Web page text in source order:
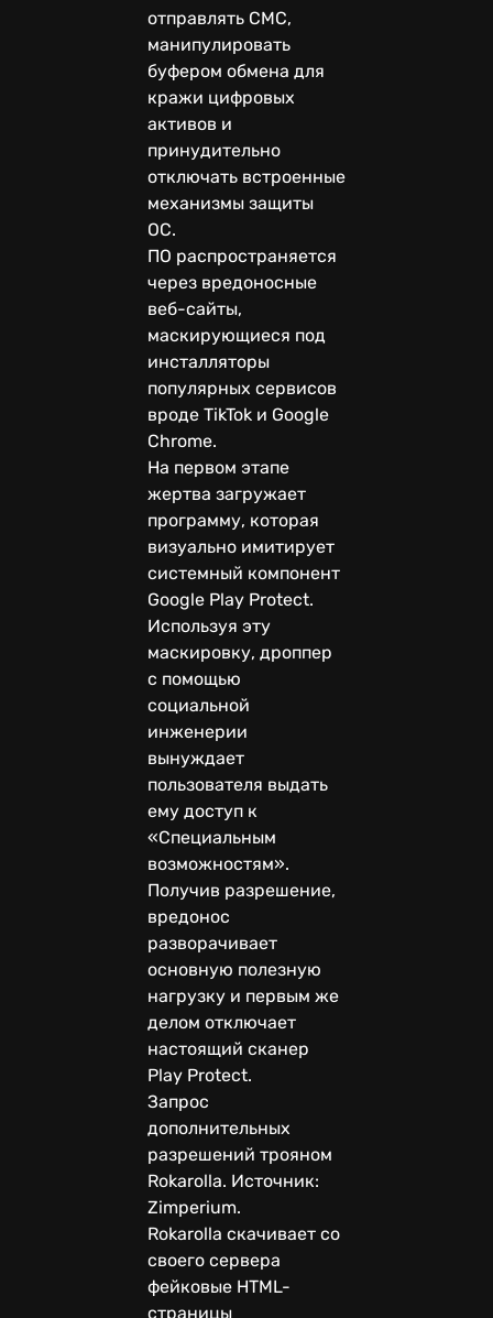
отправлять СМС,
манипулировать
буфером обмена для
кражи цифровых
активов и
принудительно
отключать встроенные
механизмы защиты
ОС.
ПО распространяется
через вредоносные
веб-сайты,
маскирующиеся под
инсталляторы
популярных сервисов
вроде TikTok и Google
Chrome.
На первом этапе
жертва загружает
программу, которая
визуально имитирует
системный компонент
Google Play Protect.
Используя эту
маскировку, дроппер
с помощью
социальной
инженерии
вынуждает
пользователя выдать
ему доступ к
«Специальным
возможностям».
Получив разрешение,
вредонос
разворачивает
основную полезную
нагрузку и первым же
делом отключает
настоящий сканер
Play Protect.
Запрос
дополнительных
разрешений трояном
Rokarolla. Источник:
Zimperium.
Rokarolla скачивает со
своего сервера
фейковые HTML-
страницы